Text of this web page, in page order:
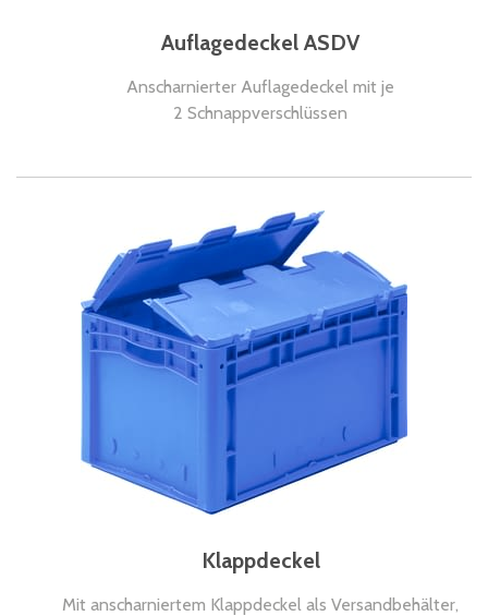
Auflagedeckel ASDV
Anscharnierter Auflagedeckel mit je
2 Schnappverschlüssen
Klappdeckel
Mit anscharniertem Klappdeckel als Versandbehälter,